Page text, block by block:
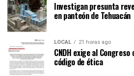
Investigan presunta
en panteón de Tehuacán
LOCAL 21 horas ago
CNDH exige al
código de ética